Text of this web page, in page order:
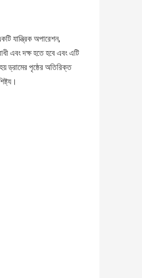
যান্ত্রিক অপারেশন,
এবং দক্ষ হতে হবে এবং এটি
ড্রামের পৃষ্ঠের অতিরিক্ত